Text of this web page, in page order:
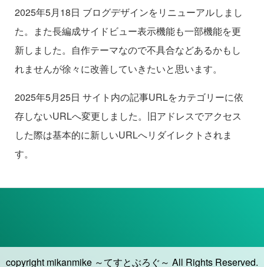
2025年5月18日 ブログデザインをリニューアルしまし
た。また長編成サイドビュー表示機能も一部機能を更
新しました。自作テーマなので不具合などあるかもし
れませんが徐々に改善していきたいと思います。
2025年5月25日 サイト内の記事URLをカテゴリーに依
存しないURLへ変更しました。旧アドレスでアクセス
した際は基本的に新しいURLへリダイレクトされま
す。
copyright mikanmike ～てすとぶろぐ～ All Rights Reserved.